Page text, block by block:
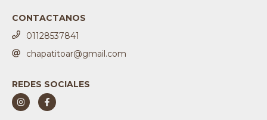
CONTACTANOS
01128537841
chapatitoar@gmail.com
REDES SOCIALES